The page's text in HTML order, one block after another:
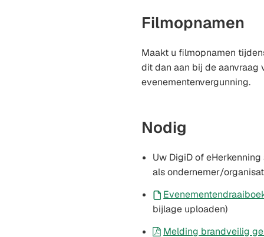
Filmopnamen
Maakt u filmopnamen
dit dan aan bij de aanvraag
evenementenvergunning.
Nodig
Uw DigiD of
als ondernemer/
bijlage uploaden)
Melding brandveilig